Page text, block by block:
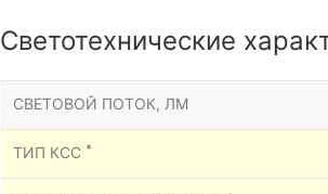
Светотехнические
СВЕТОВОЙ ПОТОК, ЛМ
ТИП КСС *